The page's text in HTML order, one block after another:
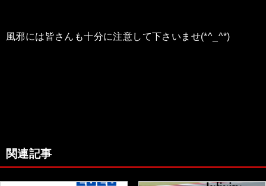
風邪には皆さんも十分に注意して下さいませ(*^_^*)
関連記事